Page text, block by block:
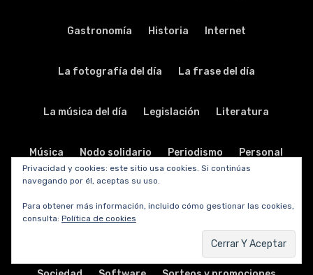
Gastronomía Historia Internet
La fotografía del día La frase del día
La música del día Legislación Literatura
Música Nodo solidario Periodismo Personal
Sin categoría
Privacidad y cookies: este sitio usa cookies. Si continúas
navegando por él, aceptas su uso.
Para obtener más información, incluido cómo gestionar las cookies,
consulta: Política de cookies